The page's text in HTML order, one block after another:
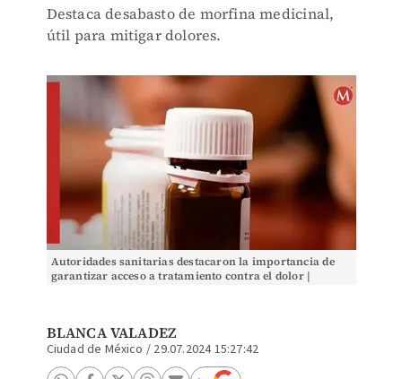
Destaca desabasto de morfina medicinal,
útil para mitigar dolores.
Autoridades sanitarias destacaron la importancia de
garantizar acceso a tratamiento contra el dolor |
BLANCA VALADEZ
Ciudad de México / 29.07.2024 15:27:42